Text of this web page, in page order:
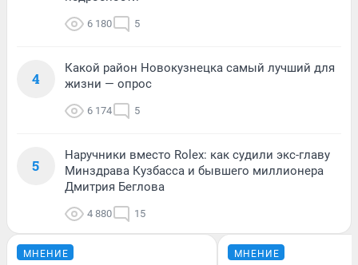
6 180 5
4
Какой район Новокузнецка самый лучший для
жизни — опрос
6 174 5
5
Наручники вместо Rolex: как судили экс-главу
Минздрава Кузбасса и бывшего миллионера
Дмитрия Беглова
4 880 15
МНЕНИЕ МНЕНИЕ